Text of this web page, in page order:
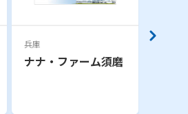
兵庫
ナナ・ファーム須磨